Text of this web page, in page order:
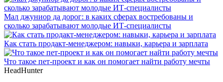
Мал джуниор да дорог: в каких сферах востребованы и
сколько зарабатывают молодые ИТ-специалисты
Как стать продакт-менеджером: навыки, карьера и зарплата
Что такое пет-проект и как он помогает найти работу мечты
HeadHunter